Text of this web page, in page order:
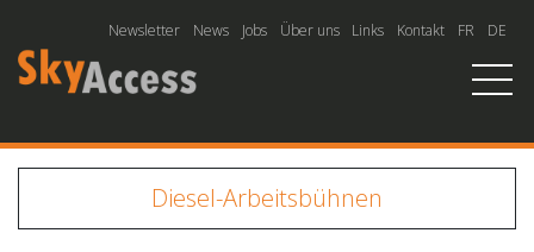
Newsletter News Jobs Über uns Links Kontakt FR DE
Diesel-Arbeitsbühnen